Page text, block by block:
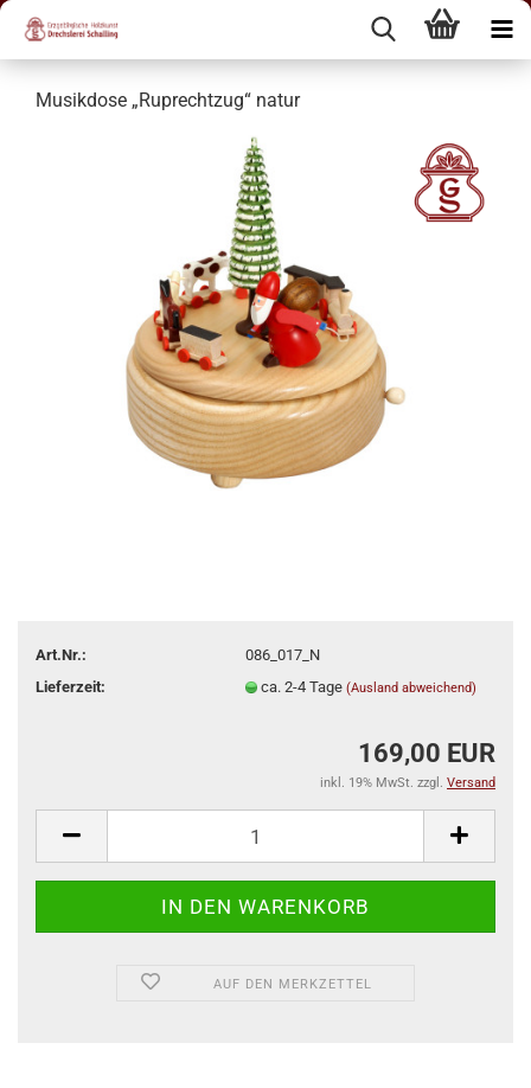
Musikdose „Ruprechtzug“ natur
Art.Nr.:
086_017_N
Lieferzeit:
ca. 2-4 Tage (Ausland abweichend)
169,00 EUR
inkl. 19% MwSt. zzgl. Versand
AUF DEN MERKZETTEL